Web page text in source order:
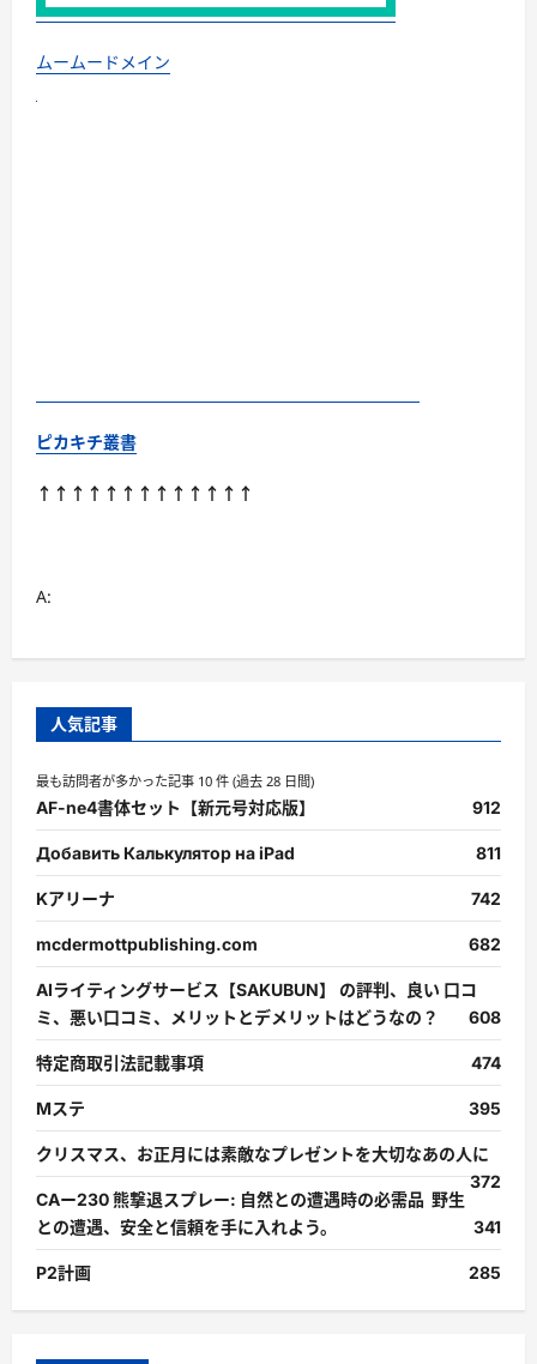
ムームードメイン
ピカキチ叢書
↑↑↑↑↑↑↑↑↑↑↑↑↑
A:
人気記事
最も訪問者が多かった記事 10 件 (過去 28 日間)
AF-ne4書体セット【新元号対応版】 912
Добавить Калькулятор на iPad 811
Kアリーナ 742
mcdermottpublishing.com 682
AIライティングサービス【SAKUBUN】 の評判、良い 口コ
ミ、悪い口コミ、メリットとデメリットはどうなの？
608
特定商取引法記載事項 474
Mステ 395
クリスマス、お正月には素敵なプレゼントを大切なあの人に
372
CAー230 熊撃退スプレー: 自然との遭遇時の必需品 野生
との遭遇、安全と信頼を手に入れよう。
341
P2計画 285